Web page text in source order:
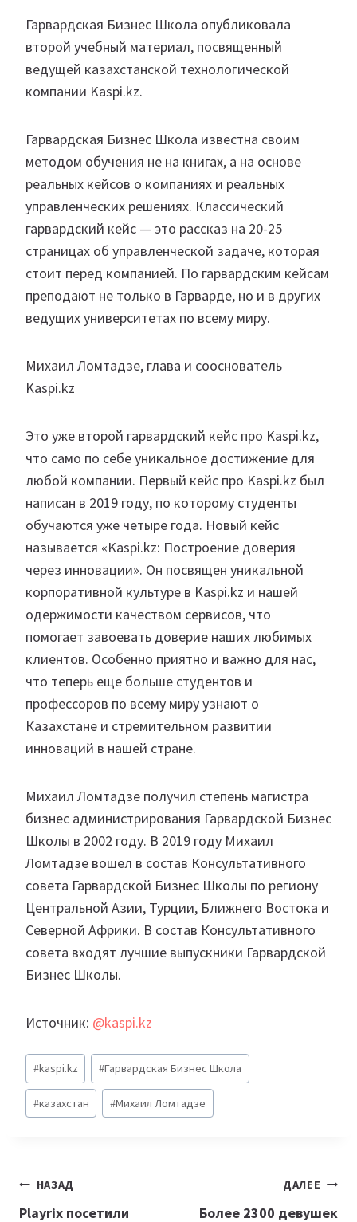
Гарвардская Бизнес Школа опубликовала
второй учебный материал, посвященный
ведущей казахстанской технологической
компании Kaspi.kz.
Гарвардская Бизнес Школа известна своим
методом обучения не на книгах, а на основе
реальных кейсов о компаниях и реальных
управленческих решениях. Классический
гарвардский кейс — это рассказ на 20-25
страницах об управленческой задаче, которая
стоит перед компанией. По гарвардским кейсам
преподают не только в Гарварде, но и в других
ведущих университетах по всему миру.
Михаил Ломтадзе, глава и сооснователь
Kaspi.kz
Это уже второй гарвардский кейс про Kaspi.kz,
что само по себе уникальное достижение для
любой компании. Первый кейс про Kaspi.kz был
написан в 2019 году, по которому студенты
обучаются уже четыре года. Новый кейс
называется «Kaspi.kz: Построение доверия
через инновации». Он посвящен уникальной
корпоративной культуре в Kaspi.kz и нашей
одержимости качеством сервисов, что
помогает завоевать доверие наших любимых
клиентов. Особенно приятно и важно для нас,
что теперь еще больше студентов и
профессоров по всему миру узнают о
Казахстане и стремительном развитии
инноваций в нашей стране.
Михаил Ломтадзе получил степень магистра
бизнес администрирования Гарвардской Бизнес
Школы в 2002 году. В 2019 году Михаил
Ломтадзе вошел в состав Консультативного
совета Гарвардской Бизнес Школы по региону
Центральной Азии, Турции, Ближнего Востока и
Северной Африки. В состав Консультативного
совета входят лучшие выпускники Гарвардской
Бизнес Школы.
Источник: @kaspi.kz
Метки
записи:
#kaspi.kz #Гарвардская Бизнес Школа
#казахстан #Михаил Ломтадзе
Навигация
по
НАЗАД
Playrix посетили
ДАЛЕЕ
Более 2300 девушек